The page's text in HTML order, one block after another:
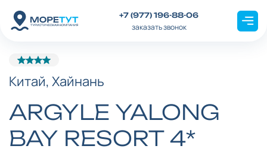
+7 (977) 196-88-06
заказать звонок
Китай, Хайнань
ARGYLE YALONG
BAY RESORT 4*